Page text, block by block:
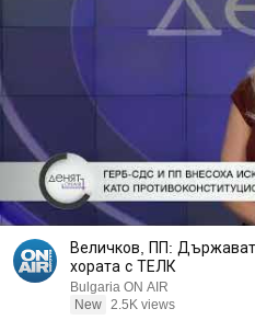
Величков, ПП:
хората с ТЕЛК
Bulgaria ON AIR
New 2.5K views